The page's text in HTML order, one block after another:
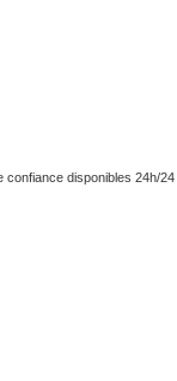
disponibles 24h/